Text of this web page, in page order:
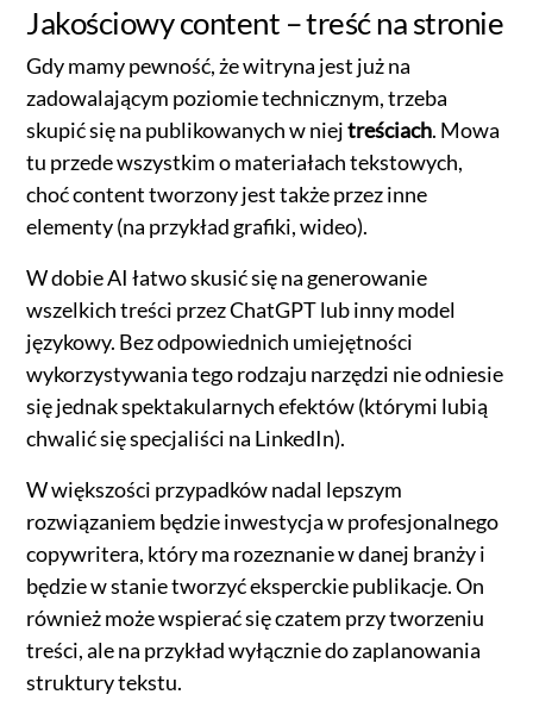
Jakościowy content – treść na stronie
Gdy mamy pewność, że witryna jest już na
zadowalającym poziomie technicznym, trzeba
skupić się na publikowanych w niejtreściach. Mowa
tu przede wszystkim o materiałach tekstowych,
choć content tworzony jest także przez inne
elementy (na przykład grafiki, wideo).
W dobie AI łatwo skusić się na generowanie
wszelkich treści przez ChatGPT lub inny model
językowy. Bez odpowiednich umiejętności
wykorzystywania tego rodzaju narzędzi nie odniesie
się jednak spektakularnych efektów (którymi lubią
chwalić się specjaliści na LinkedIn).
W większości przypadków nadal lepszym
rozwiązaniem będzie inwestycja w profesjonalnego
copywritera, który ma rozeznanie w danej branży i
będzie w stanie tworzyć eksperckie publikacje. On
również może wspierać się czatem przy tworzeniu
treści, ale na przykład wyłącznie do zaplanowania
struktury tekstu.